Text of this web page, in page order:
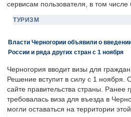
сервисам пользователя, в том числе
ТУРИЗМ
Власти Черногории объявили о
России и ряда других стран с 1 ноября
Черногория вводит визы для
Решение вступит в силу с 1 ноября.
сайте правительства страны. Ранее
требовалась виза для въезда в
могли оставаться на территории